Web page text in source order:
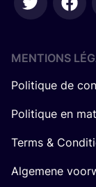
MENTIONS
Politique de
Politique en
Terms &
Algemene